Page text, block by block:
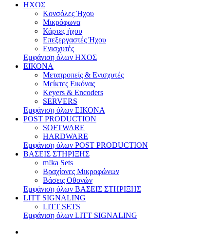
ΗΧΟΣ
Κονσόλες Ήχου
Μικρόφωνα
Κάρτες ήχου
Επεξεργαστές Ήχου
Ενισχυτές
Εμφάνιση όλων ΗΧΟΣ
ΕΙΚΟΝΑ
Μετατροπείς & Ενισχυτές
Μείκτες Εικόνας
Keyers & Encoders
SERVERS
Εμφάνιση όλων ΕΙΚΟΝΑ
POST PRODUCTION
SOFTWARE
HARDWARE
Εμφάνιση όλων POST PRODUCTION
ΒΑΣΕΙΣ ΣΤΗΡΙΞΗΣ
m!ka Sets
Βραχίονες Μικροφώνων
Βάσεις Οθονών
Εμφάνιση όλων ΒΑΣΕΙΣ ΣΤΗΡΙΞΗΣ
LITT SIGNALING
LITT SETS
Εμφάνιση όλων LITT SIGNALING